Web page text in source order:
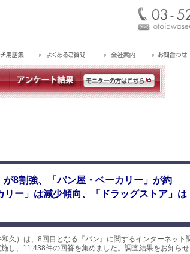
8割強、「パン屋・ベーカリー」が約
ー」は減少傾向、「ドラッグストア」は
久）は、8回目となる『パン』に関するインターネット
し、11,438件の回答を集めました。調査結果をお知らせ